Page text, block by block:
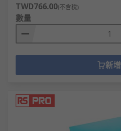
TWD766.00(不含稅)
數量
新增